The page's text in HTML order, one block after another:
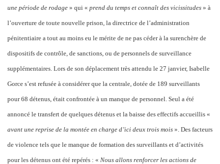
une période de rodage » qui « prend du temps et connaît des vicissitudes » à
l’ouverture de toute nouvelle prison, la directrice de l’administration
pénitentiaire a tout au moins eu le mérite de ne pas céder à la surenchère de
dispositifs de contrôle, de sanctions, ou de personnels de surveillance
supplémentaires. Lors de son déplacement très attendu le 27 janvier, Isabelle
Gorce s’est refusée à considérer que la centrale, dotée de 189 surveillants
pour 68 détenus, était confrontée à un manque de personnel. Seul a été
annoncé le transfert de quelques détenus et la baisse des effectifs accueillis «
avant une reprise de la montée en charge d’ici deux trois mois ». Des facteurs
de violence tels que le manque de formation des surveillants et d’activités
pour les détenus ont été repérés : « Nous allons renforcer les actions de